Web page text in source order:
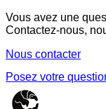
Vous avez une
Contactez-nous,
Nous contacter
Posez votre